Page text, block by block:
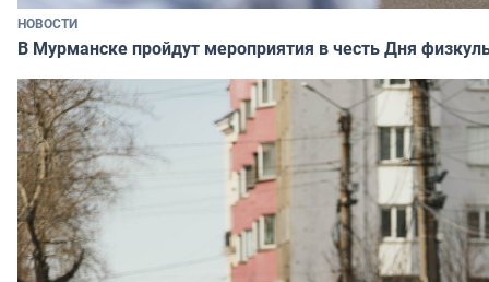
НОВОСТИ
В Мурманске пройдут мероприятия в честь Дня